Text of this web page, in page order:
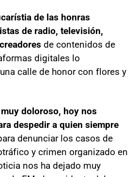
de las honras
de radio, televisión,
de contenidos de
digitales lo
calle de honor con flores y
doloroso, hoy nos
despedir a quien siempre
denunciar los casos de
y crimen organizado en
nos ha dejado muy